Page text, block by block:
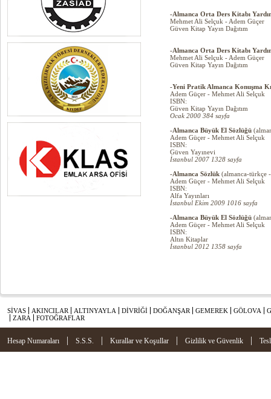
-Almanca Orta Ders Kitabı
Mehmet Ali Selçuk - Adem Güçer
Güven Kitap Yayın Dağıtım
-Almanca Orta Ders Kitabı
Mehmet Ali Selçuk - Adem Güçer
Güven Kitap Yayın Dağıtım
-Yeni Pratik Almanca Konuşma
Adem Güçer - Mehmet Ali Selçuk
ISBN:
Güven Kitap Yayın Dağıtım
Ocak 2000 384 sayfa
-Almanca Büyük El Sözlüğü
Adem Güçer - Mehmet Ali Selçuk
ISBN:
Güven Yayınevi
İstanbul 2007 1328 sayfa
-Almanca Sözlük (almanca-türkçe
Adem Güçer - Mehmet Ali Selçuk
ISBN:
Alfa Yayınları
İstanbul Ekim 2009 1016 sayfa
-Almanca Büyük El Sözlüğü
Adem Güçer - Mehmet Ali Selçuk
ISBN:
Altın Kitaplar
İstanbul 2012 1358 sayfa
SİVAS AKINCILAR ALTINYAYLA DİVRİĞİ DOĞANŞAR GEMEREK GÖLOVA
ZARA
FOTOĞRAFLAR
Hesap Numaraları | S.S.S. | Kurallar ve Koşullar | Gizlilik ve Güvenlik |